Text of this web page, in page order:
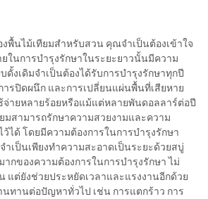
พื้นไม้เทียมสำหรับสวน คุณจำเป็นต้องเข้าใจ
ในการบำรุงรักษาในระยะยาวนั้นมีความ
ดั้งเดิมจำเป็นต้องได้รับการบำรุงรักษาทุกปี
ารปิดผนึก และการเปลี่ยนแผ่นพื้นที่เสียหาย
จ่ายหลายร้อยหรือแม้แต่หลายพันดอลลาร์ต่อปี
มสามารถรักษาความสวยงามและความ
ได้ โดยมีความต้องการในการบำรุงรักษา
ำเป็นเพียงทำความสะอาดเป็นระยะด้วยสบู่
กของความต้องการในการบำรุงรักษา ไม่
แต่ยังช่วยประหยัดเวลาและแรงงานอีกด้วย
ทานต่อปัญหาทั่วไป เช่น การแตกร้าว การ